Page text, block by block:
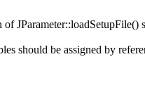
of
should be assigned by